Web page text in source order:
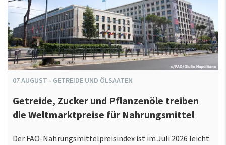
07AUGUST - GETREIDE UND ÖLSAATEN
Getreide, Zucker und Pflanzenöle treiben
die Weltmarktpreise für Nahrungsmittel
Der FAO-Nahrungsmittelpreisindex ist im Juli 2026 leicht